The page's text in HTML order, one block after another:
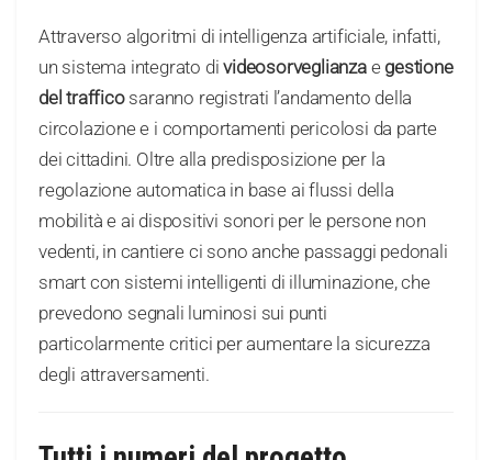
Attraverso algoritmi di intelligenza artificiale, infatti,
un sistema integrato divideosorveglianzae gestione
del trafficosaranno registrati l’andamento della
circolazione e i comportamenti pericolosi da parte
dei cittadini. Oltre alla predisposizione per la
regolazione automatica in base ai flussi della
mobilità e ai dispositivi sonori per le persone non
vedenti, in cantiere ci sono anche passaggi pedonali
smart con sistemi intelligenti di illuminazione, che
prevedono segnali luminosi sui punti
particolarmente critici per aumentare la sicurezza
degli attraversamenti.